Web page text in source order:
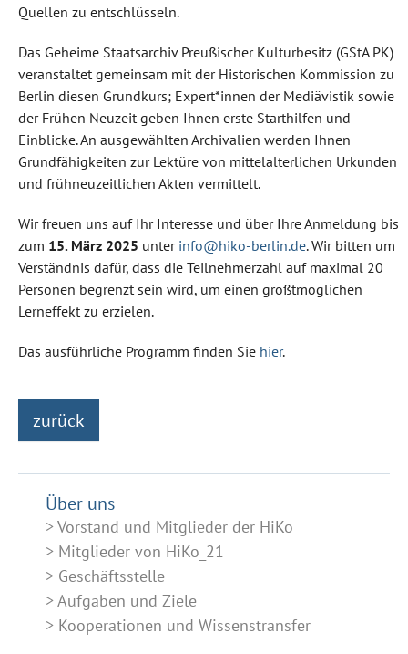
Quellen zu entschlüsseln.
Das Geheime Staatsarchiv Preußischer Kulturbesitz (GStA PK)
veranstaltet gemeinsam mit der Historischen Kommission zu
Berlin diesen Grundkurs; Expert*innen der Mediävistik sowie
der Frühen Neuzeit geben Ihnen erste Starthilfen und
Einblicke. An ausgewählten Archivalien werden Ihnen
Grundfähigkeiten zur Lektüre von mittelalterlichen Urkunden
und frühneuzeitlichen Akten vermittelt.
Wir freuen uns auf Ihr Interesse und über Ihre Anmeldung bis
zum 15. März 2025 unter info@hiko-berlin.de. Wir bitten um
Verständnis dafür, dass die Teilnehmerzahl auf maximal 20
Personen begrenzt sein wird, um einen größtmöglichen
Lerneffekt zu erzielen.
Das ausführliche Programm finden Sie hier.
zurück
Über uns
Vorstand und Mitglieder der HiKo
Mitglieder von HiKo_21
Geschäftsstelle
Aufgaben und Ziele
Kooperationen und Wissenstransfer